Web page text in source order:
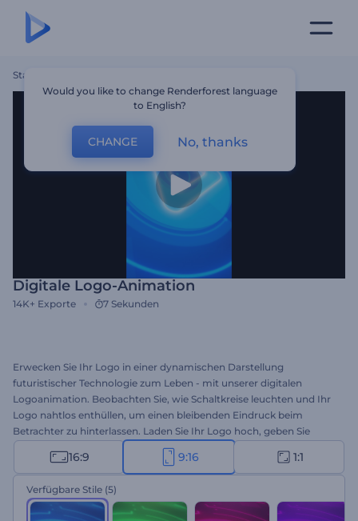
Startseite
Digitale Logo-Animation
14K+ Exporte 7 Sekunden
Erwecken Sie Ihr Logo in einer dynamischen Darstellung
futuristischer Technologie zum Leben - mit unserer digitalen
Logoanimation. Beobachten Sie, wie Schaltkreise leuchten und Ihr
Logo nahtlos enthüllen, um einen bleibenden Eindruck beim
Betrachter zu hinterlassen. Laden Sie Ihr Logo hoch, geben Sie
Ihren Slogan ein und wählen Sie einen Audiotrack, der zu Ihrer
Markenpersönlichkeit passt. Perfekt für technische
Produktwerbung, Firmenpräsentationen, Filmprojekte und vieles
mehr. Erstellen Sie jetzt und hinterlassen Sie Ihr Zeichen in der
digitalen Welt!
16:9 9:16 1:1
Verfügbare Stile (5)
Would you like to change Renderforest language
to English?
CHANGE No, thanks